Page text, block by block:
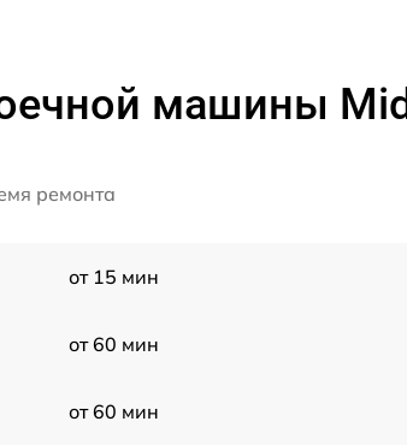
машины
ремонта
от 15 мин
от 60 мин
от 60 мин